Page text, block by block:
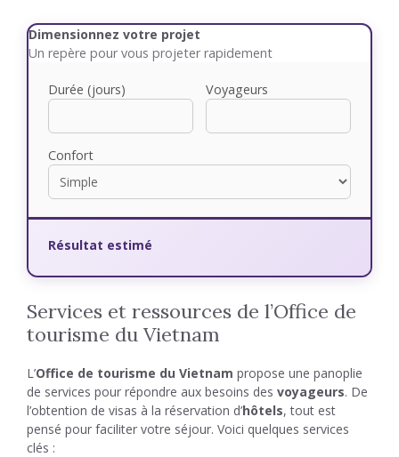
Dimensionnez votre projet
Un repère pour vous projeter rapidement
Durée (jours) Voyageurs
Confort
Résultat estimé
Services et ressources de l’Office de
tourisme du Vietnam
L’Office de tourisme du Vietnam propose une panoplie
de services pour répondre aux besoins des voyageurs. De
l’obtention de visas à la réservation d’hôtels, tout est
pensé pour faciliter votre séjour. Voici quelques services
clés :